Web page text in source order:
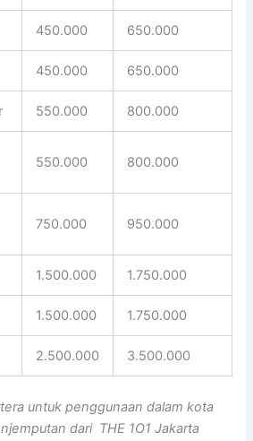
450.000 650.000
450.000 650.000
550.000 800.000
550.000 800.000
750.000 950.000
1.500.000 1.750.000
1.500.000 1.750.000
2.500.000 3.500.000
untuk penggunaan dalam kota
dari THE 1O1 Jakarta